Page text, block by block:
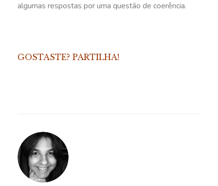
algumas respostas por uma questão de coerência.
GOSTASTE? PARTILHA!